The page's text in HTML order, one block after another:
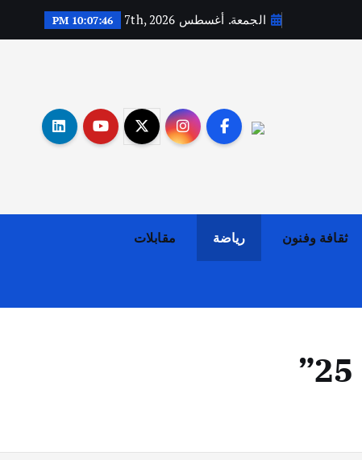
الجمعة. أغسطس 7th, 2026 10:07:47 PM
ثقافة وفنون رياضة مقابلات
يوليو 30, 2026